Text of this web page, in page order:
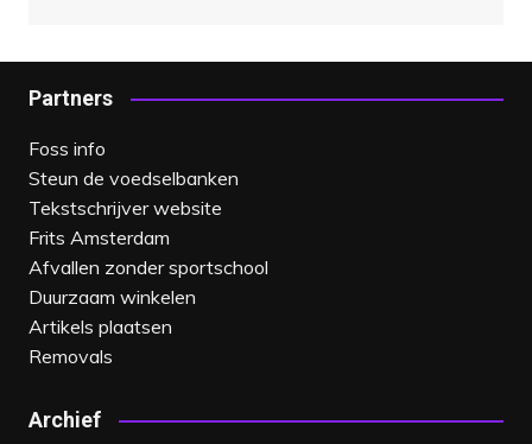
Partners
Foss info
Steun de voedselbanken
Tekstschrijver website
Frits Amsterdam
Afvallen zonder sportschool
Duurzaam winkelen
Artikels plaatsen
Removals
Archief